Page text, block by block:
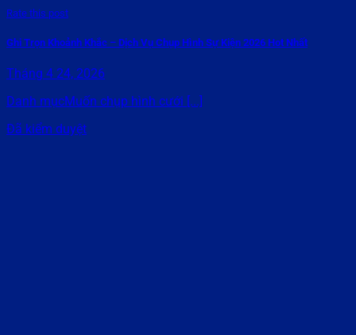
Rate this post
Ghi Trọn Khoảnh Khắc – Dịch Vụ Chụp Hình Sự Kiện 2026 Hot Nhất
Tháng 4 24, 2026
Danh mụcMuốn chụp hình cưới [...]
Đã kiểm duyệt